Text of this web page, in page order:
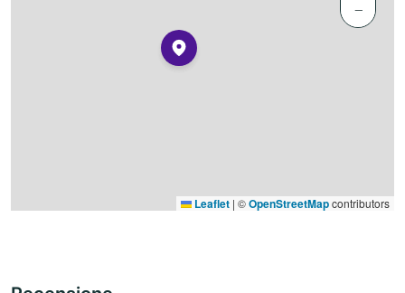
−
Leaflet | ©OpenStreetMapcontributors